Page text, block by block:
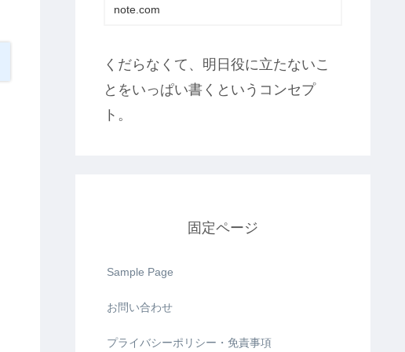
note.com
くだらなくて、明日役に立たないこ
とをいっぱい書くというコンセプ
ト。
固定ページ
Sample Page
お問い合わせ
プライバシーポリシー・免責事項